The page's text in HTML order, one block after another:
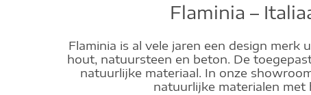
Flaminia –
Flaminia is al vele jaren een design
hout, natuursteen en beton. De
natuurlijke materiaal. In onze
natuurlijke materialen met